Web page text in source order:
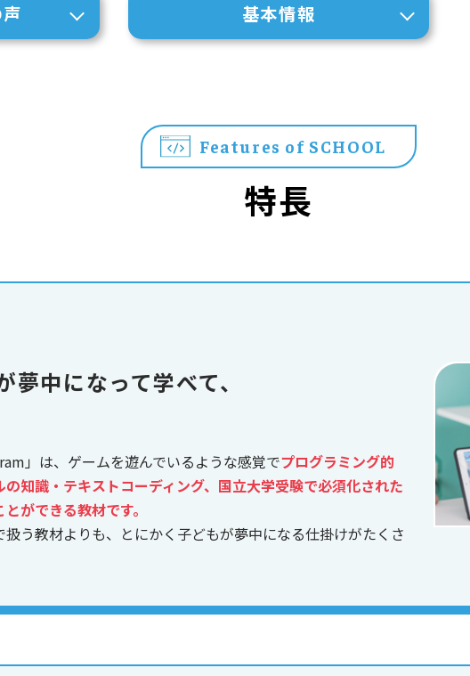
基本情報
Features of SCHOOL
特長
夢中になって学べて、
」は、ゲームを遊んでいるような感覚でプログラミング的
知識・テキストコーディング、国立大学受験で必須化された
ができる教材です。
う教材よりも、とにかく子どもが夢中になる仕掛けがたくさ